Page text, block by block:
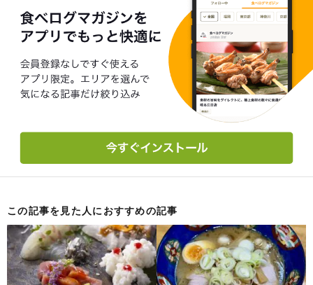
この記事を見た人におすすめの記事